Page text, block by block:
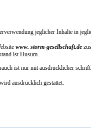
jeglicher Inhalte in
www. storm-gesellschaft.de
ist Husum.
ist nur mit ausdrücklicher
ausdrücklich gestattet.